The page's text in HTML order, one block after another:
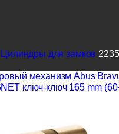
Цилиндры для замков 2235
механизм Abus
ключ-ключ 165 mm